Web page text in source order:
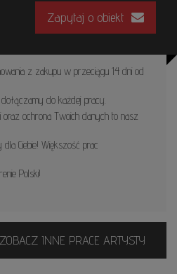
Zapytaj o obiekt
z zakupu w przeciągu 14 dni od
do każdej pracy.
oraz ochrona Twoich danych to nasz
Ciebie! Większość prac
Polski!
ZOBACZ INNE PRACE ARTYSTY